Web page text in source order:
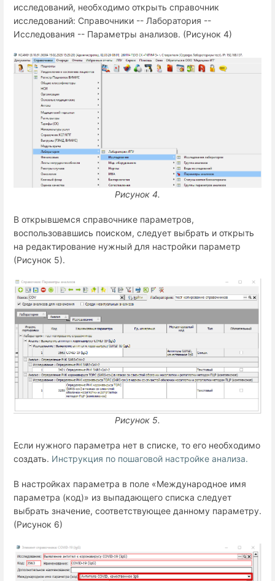
исследований, необходимо открыть справочник
исследований: Справочники -- Лаборатория --
Исследования -- Параметры анализов. (Рисунок 4)
Рисунок 4.
В открывшемся справочнике параметров,
воспользовавшись поиском, следует выбрать и открыть
на редактирование нужный для настройки параметр
(Рисунок 5).
Рисунок 5.
Если нужного параметра нет в списке, то его необходимо
создать. Инструкция по пошаговой настройке анализа.
В настройках параметра в поле «Международное имя
параметра (код)» из выпадающего списка следует
выбрать значение, соответствующее данному параметру.
(Рисунок 6)